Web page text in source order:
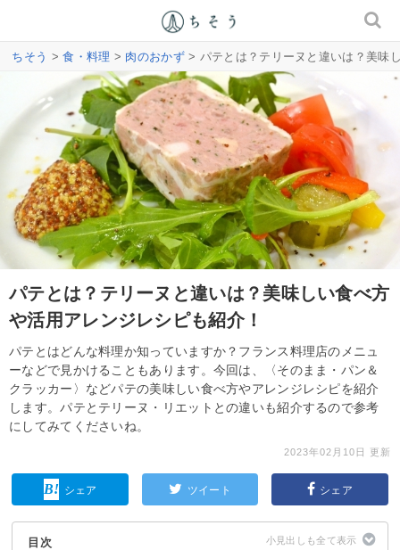
ちそう >食・料理 > 肉のおかず> パテとは？テリーヌと違いは？美味
パテとは？テリーヌと違いは？美味しい食べ方
や活用アレンジレシピも紹介！
パテとはどんな料理か知っていますか？フランス料理店のメニュ
ーなどで見かけることもあります。今回は、〈そのまま・パン＆
クラッカー〉などパテの美味しい食べ方やアレンジレシピを紹介
します。パテとテリーヌ・リエットとの違いも紹介するので参考
にしてみてくださいね。
2023年02月10日 更新
シェア ツイート シェア
目次